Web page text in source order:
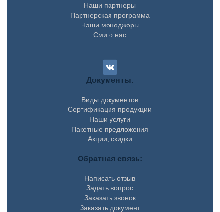
Наши партнеры
Партнерская программа
Наши менеджеры
Сми о нас
Документы:
Виды документов
Сертификация продукции
Наши услуги
Пакетные предложения
Акции, скидки
Обратная связь:
Написать отзыв
Задать вопрос
Заказать звонок
Заказать документ